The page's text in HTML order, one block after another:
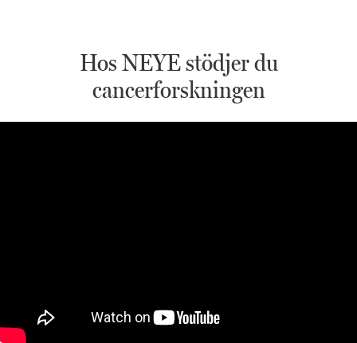
Hos NEYE stödjer du
cancerforskningen